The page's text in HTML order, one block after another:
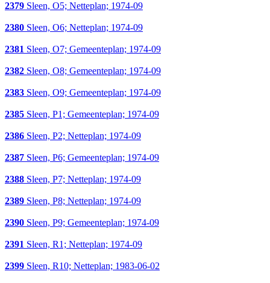
2379 Sleen, O5; Netteplan; 1974-09
2380 Sleen, O6; Netteplan; 1974-09
2381 Sleen, O7; Gemeenteplan; 1974-09
2382 Sleen, O8; Gemeenteplan; 1974-09
2383 Sleen, O9; Gemeenteplan; 1974-09
2385 Sleen, P1; Gemeenteplan; 1974-09
2386 Sleen, P2; Netteplan; 1974-09
2387 Sleen, P6; Gemeenteplan; 1974-09
2388 Sleen, P7; Netteplan; 1974-09
2389 Sleen, P8; Netteplan; 1974-09
2390 Sleen, P9; Gemeenteplan; 1974-09
2391 Sleen, R1; Netteplan; 1974-09
2399 Sleen, R10; Netteplan; 1983-06-02